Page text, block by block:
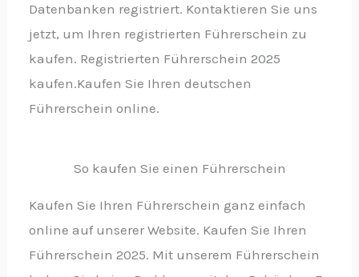
Datenbanken registriert. Kontaktieren Sie uns
jetzt, um Ihren registrierten Führerschein zu
kaufen. Registrierten Führerschein 2025
kaufen.Kaufen Sie Ihren deutschen
Führerschein online.
So kaufen Sie einen Führerschein
Kaufen Sie Ihren Führerschein ganz einfach
online auf unserer Website. Kaufen Sie Ihren
Führerschein 2025. Mit unserem Führerschein